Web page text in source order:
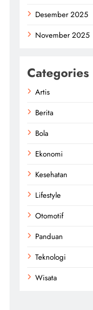
Desember 2025
November 2025
Categories
Artis
Berita
Bola
Ekonomi
Kesehatan
Lifestyle
Otomotif
Panduan
Teknologi
Wisata